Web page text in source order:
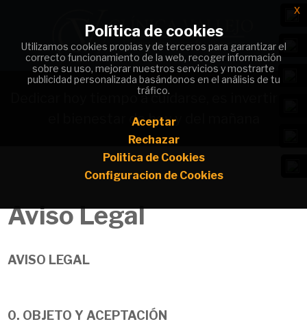
Dedicar hoy tiempo a cuidarse, es invertir en
el bienestar de hoy y del mañana
Aviso Legal
AVISO LEGAL
0. OBJETO Y ACEPTACIÓN
Política de cookies
Utilizamos cookies propias y de terceros para garantizar el
correcto funcionamiento de la web, recoger información
sobre su uso, mejorar nuestros servicios y mostrarte
publicidad personalizada basándonos en el análisis de tu
tráfico.
Aceptar
Rechazar
Politica de Cookies
Configuracion de Cookies
x
Política de cookies
Utilizamos cookies propias y de terceros para garantizar el
correcto funcionamiento de la web, recoger información
sobre su uso, mejorar nuestros servicios y mostrarte
publicidad personalizada basándonos en el análisis de tu
tráfico.
Aceptar
Rechazar
Politica de Cookies
Configuracion de Cookies
x